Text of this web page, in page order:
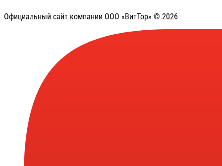
Официальный сайт компании ООО «ВитТор» © 2026